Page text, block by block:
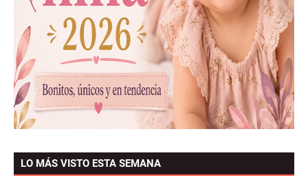
LO MÁS VISTO ESTA SEMANA